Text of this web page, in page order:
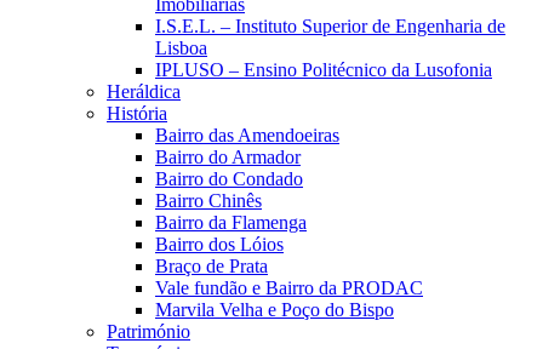
I.S.E.L. – Instituto Superior de Engenharia de
Lisboa
IPLUSO – Ensino Politécnico da Lusofonia
Heráldica
História
Bairro das Amendoeiras
Bairro do Armador
Bairro do Condado
Bairro Chinês
Bairro da Flamenga
Bairro dos Lóios
Braço de Prata
Vale fundão e Bairro da PRODAC
Marvila Velha e Poço do Bispo
Património